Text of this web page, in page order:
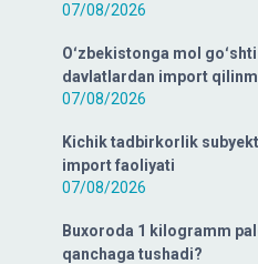
07/08/2026
Oʻzbekistonga mol
davlatlardan import
07/08/2026
Kichik tadbirkorlik
import faoliyati
07/08/2026
Buxoroda 1 kilogramm
qanchaga tushadi?